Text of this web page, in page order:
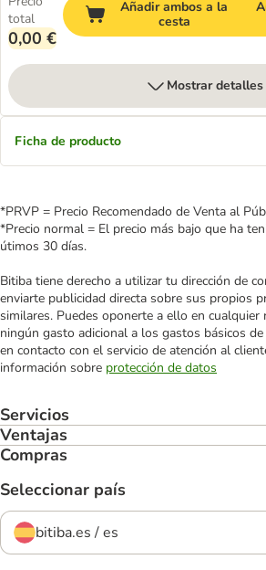
total
0,00 €
Añadir ambos a la
cesta
Mostrar detalles
Ficha de producto
*PRVP = Precio Recomendado de Venta al
*Precio normal = El precio más bajo que ha
útimos 30 días.
Bitiba tiene derecho a utilizar tu dirección de
enviarte publicidad directa sobre sus propios
similares. Puedes oponerte a ello en
ningún gasto adicional a los gastos básicos
en contacto con el servicio de atención al
información sobre protección de datos
Servicios
Ventajas
Compras
Seleccionar país
bitiba.es / es